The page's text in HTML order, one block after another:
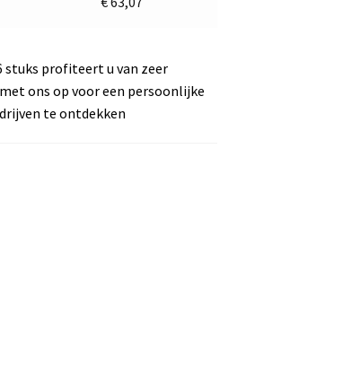
stuks profiteert u van zeer
ons op voor een persoonlijke
te ontdekken